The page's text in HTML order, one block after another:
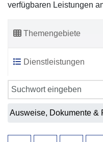
verfügbaren Leistungen
Themengebiete
Dienstleistungen